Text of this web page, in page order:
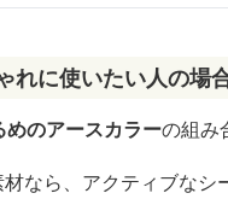
れに使いたい人の場
のアースカラーの組み
なら、アクティブなシ